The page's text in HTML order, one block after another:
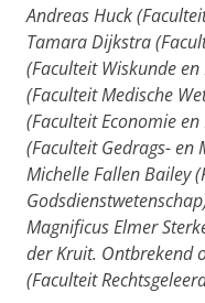
Andreas Huck
Tamara Dijkstra
(Faculteit Wiskunde
(Faculteit Medische
(Faculteit Economie
(Faculteit Gedrags- en
Michelle Fallen Bailey
Magnificus Elmer
der Kruit. Ontbrekend
(Faculteit